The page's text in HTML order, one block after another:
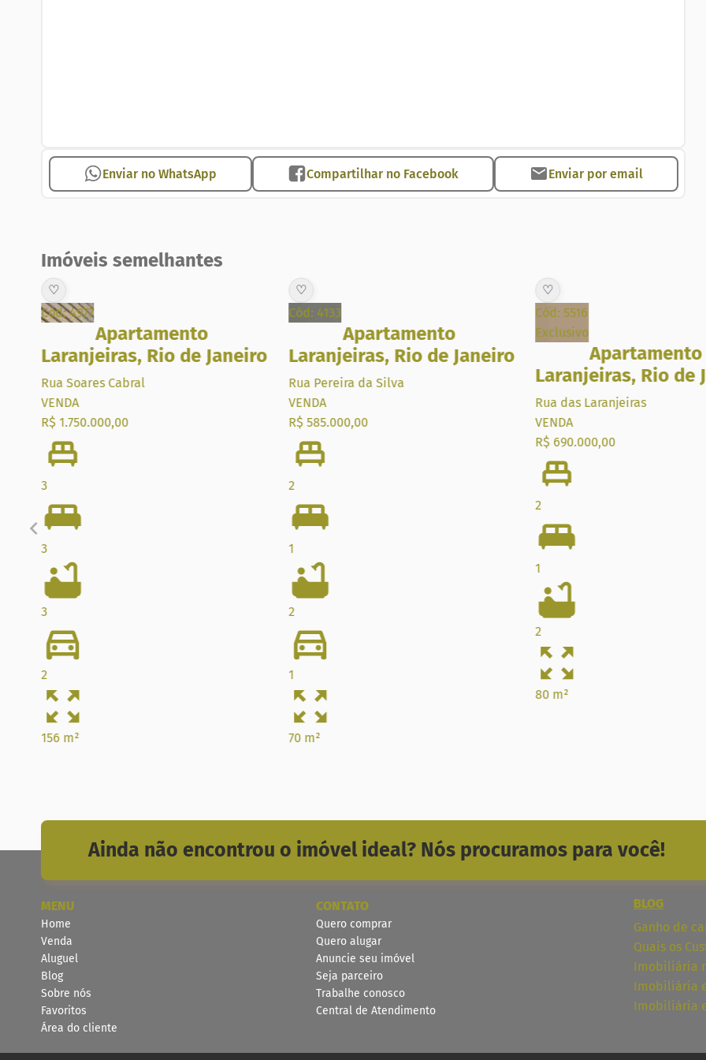
Imobiliária no Rio de Janeiro
Enviar no WhatsApp Compartilhar no Facebook Enviar por email
Imóveis semelhantes
♡
Cód: 4977
Apartamento
Laranjeiras, Rio de Janeiro
Rua Soares Cabral
VENDA
R$ 1.750.000,00
3
3
3
2
156 m²
♡
Cód: 4133
Apartamento
Laranjeiras, Rio de Janeiro
Rua Pereira da Silva
VENDA
R$ 585.000,00
2
1
2
1
70 m²
♡
Cód: 5516
Exclusivo
Apartamento
Laranjeiras, Rio de
Rua das Laranjeiras
VENDA
R$ 690.000,00
2
1
2
80 m²
Ainda não encontrou o imóvel ideal? Nós procuramos para você!
MENU
Home
Venda
Aluguel
Blog
Sobre nós
Favoritos
Área do cliente
CONTATO
Quero comprar
Quero alugar
Anuncie seu imóvel
Seja parceiro
Trabalhe conosco
Central de Atendimento
BLOG
Ganho de
Quais os
Imobiliária
Imobiliária
Imobiliária